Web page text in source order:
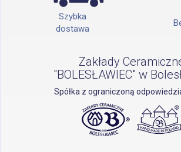
Szybka
dostawa
Zakłady
"BOLESŁAWIEC" w
Spółka z ograniczoną